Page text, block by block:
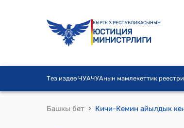
КЫРГЫЗ РЕСПУБЛИКАСЫНЫН
ЮСТИЦИЯ
МИНИСТРЛИГИ
Тез издөө ЧУАЧУАнын мамлекеттик реестри
Башкы бет ›